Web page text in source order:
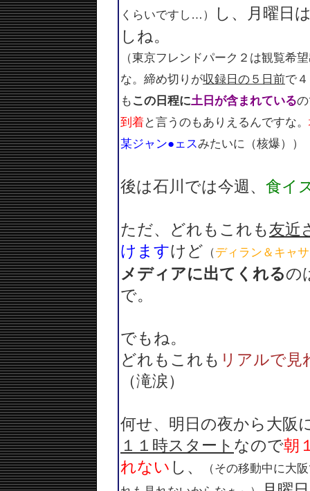
くらいですし…）
し、月曜日
しね。
（東京フレンドパーク２は観覧希
な。締め切りが収録日の５日前で
も この日程に土日が含まれている
到着と言うのもありえるんですな。
某ジャン●ェスみたいに（核爆））
後は石川では今週、 食イ
ただ、どれもこれも友近
けますけど （ディラン＆キャ
メディアに出てくれるの
で。
でもね。
どれもこれも リアルで見
（滝涙）
何せ、明日の夜から大阪
１１時スタート なので朝
れない し、
（その移動中に大